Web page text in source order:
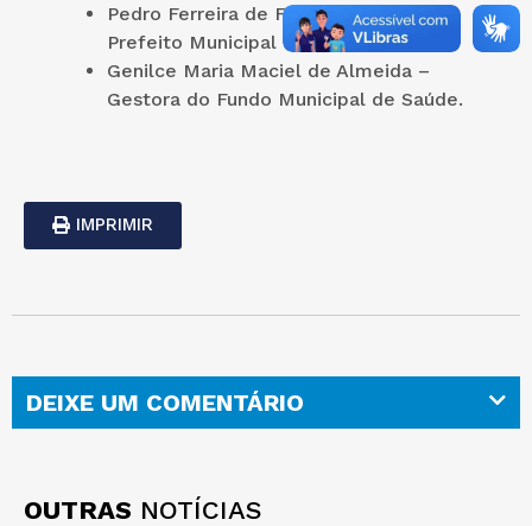
Pedro Ferreira de Farias Filho –
Prefeito Municipal
Genilce Maria Maciel de Almeida –
Gestora do Fundo Municipal de Saúde.
IMPRIMIR
DEIXE UM COMENTÁRIO
OUTRAS NOTÍCIAS